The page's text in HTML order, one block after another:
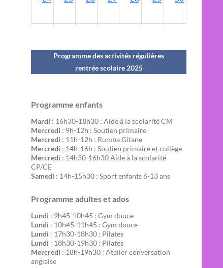
Programme des activités régulières
rentrée scolaire 2025
Programme enfants
Mardi : 16h30-18h30 : Aide à la scolarité CM
Mercredi : 9h-12h : Soutien primaire
Mercredi : 11h-12h : Rumba Gitane
Mercredi : 14h-16h : Soutien primaire et collège
Mercredi : 14h30-16h30 Aide à la scolarité
CP/CE
Samedi : 14h-15h30 : Sport enfants 6-13 ans
Programme adultes et ados
Lundi : 9h45-10h45 : Gym douce
Lundi : 10h45-11h45 : Gym douce
Lundi : 17h30-18h30 : Pilates
Lundi : 18h30-19h30 : Pilates
Mercredi : 18h-19h30 : Atelier conversation
anglaise